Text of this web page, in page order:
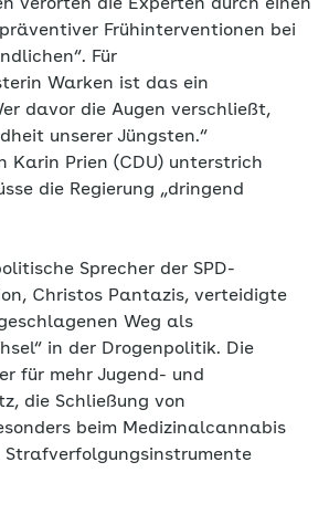
verorten die Experten durch einen
Frühinterventionen bei
Für
Warken ist das ein
davor die Augen verschließt,
unserer Jüngsten.“
Karin Prien (CDU) unterstrich
die Regierung „dringend
Sprecher der SPD-
Christos Pantazis, verteidigte
Weg als
in der Drogenpolitik. Die
für mehr Jugend- und
die Schließung von
beim Medizinalcannabis
Strafverfolgungsinstrumente